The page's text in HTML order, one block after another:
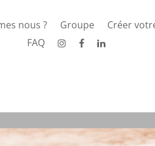
nous ? Groupe Créer
FAQ